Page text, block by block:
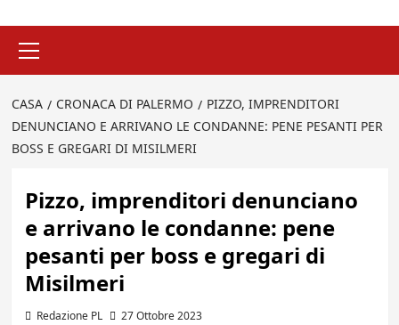
principale
CASA CRONACA DI PALERMO
PIZZO, IMPRENDITORI
DENUNCIANO E ARRIVANO LE CONDANNE: PENE PESANTI PER
BOSS E GREGARI DI MISILMERI
Pizzo, imprenditori denunciano
e arrivano le condanne: pene
pesanti per boss e gregari di
Misilmeri
Redazione PL 27 Ottobre 2023